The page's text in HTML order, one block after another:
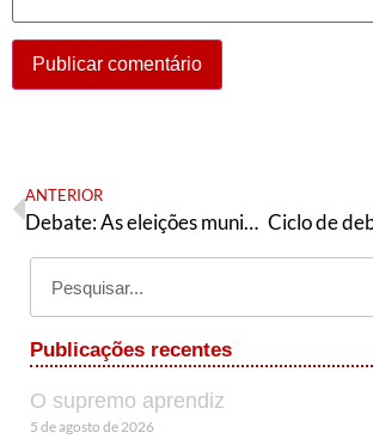
ANTERIOR
Debate: As eleições municipais e o combate ao governo Bolsonaro
Publicações recentes
O supremo aprendiz
5 de agosto de 2026